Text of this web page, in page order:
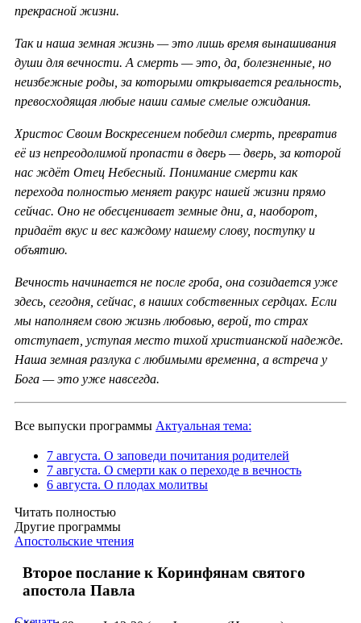
прекрасной жизни.
Так и наша земная жизнь — это лишь время вынашивания
души для вечности. А смерть — это, да, болезненные, но
неизбежные роды, за которыми открывается реальность,
превосходящая любые наши самые смелые ожидания.
Христос Своим Воскресением победил смерть, превратив
её из непреодолимой пропасти в дверь — дверь, за которой
нас ждёт Отец Небесный. Понимание смерти как
перехода полностью меняет ракурс нашей жизни прямо
сейчас. Оно не обесценивает земные дни, а, наоборот,
придаёт вкус и вес каждому нашему слову, поступку и
объятию.
Вечность начинается не после гроба, она созидается уже
здесь, сегодня, сейчас, в наших собственных сердцах. Если
мы наполняем свою жизнь любовью, верой, то страх
отступает, уступая место тихой христианской надежде.
Наша земная разлука с любимыми временна, а встреча у
Бога — это уже навсегда.
Все выпуски программы Актуальная тема:
7 августа. О заповеди почитания родителей
7 августа. О смерти как о переходе в вечность
6 августа. О плодах молитвы
Читать полностью
Другие программы
Апостольские чтения
Второе послание к Коринфянам святого
апостола Павла